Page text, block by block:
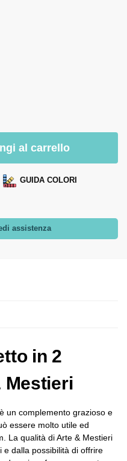
al carrello
GUIDA COLORI
assistenza
in 2
Mestieri
un complemento grazioso e
essere molto utile ed
La qualità di Arte & Mestieri
e dalla possibilità di offrire